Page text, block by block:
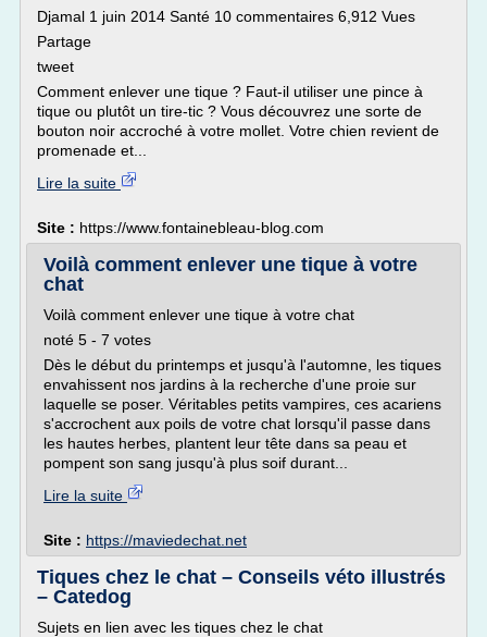
Djamal 1 juin 2014 Santé 10 commentaires 6,912 Vues
Partage
tweet
Comment enlever une tique ? Faut-il utiliser une pince à
tique ou plutôt un tire-tic ? Vous découvrez une sorte de
bouton noir accroché à votre mollet. Votre chien revient de
promenade et...
Lire la suite
Site : https://www.fontainebleau-blog.com
Voilà comment enlever une tique à votre
chat
Voilà comment enlever une tique à votre chat
noté 5 - 7 votes
Dès le début du printemps et jusqu'à l'automne, les tiques
envahissent nos jardins à la recherche d'une proie sur
laquelle se poser. Véritables petits vampires, ces acariens
s'accrochent aux poils de votre chat lorsqu'il passe dans
les hautes herbes, plantent leur tête dans sa peau et
pompent son sang jusqu'à plus soif durant...
Lire la suite
Site : https://maviedechat.net
Tiques chez le chat – Conseils véto illustrés
– Catedog
Sujets en lien avec les tiques chez le chat